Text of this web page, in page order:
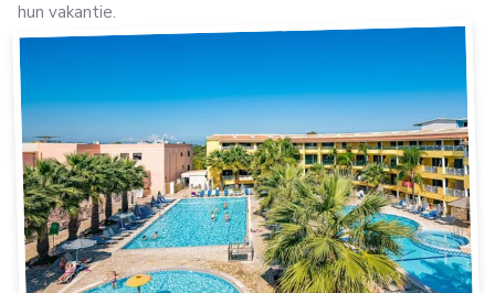
hun vakantie.